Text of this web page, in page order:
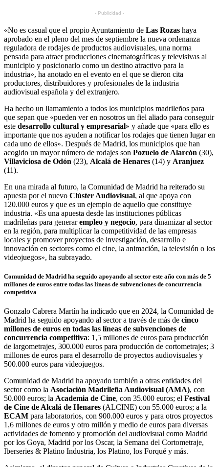
- Publicidad -
«No es casual que el propio Ayuntamiento de Las Rozas haya
aprobado en el pleno del mes de septiembre la nueva ordenanza
reguladora de rodajes de productos audiovisuales, una norma
pensada para atraer producciones cinematográficas y televisivas al
municipio y posicionarlo como un destino atractivo para la
industria», ha anotado en el evento en el que se dieron cita
productores, distribuidores y profesionales de la industria
audiovisual española y del extranjero.
Ha hecho un llamamiento a todos los municipios madrileños para
que sepan que «pueden ver en nosotros un fiel aliado para conseguir
este desarrollo cultural y empresarial» y añade que «para ello es
importante que nos ayuden a notificar los rodajes que tienen lugar en
cada uno de ellos». Después de Madrid, los municipios que han
acogido un mayor número de rodajes son Pozuelo de Alarcón (30),
Villaviciosa de Odón (23), Alcalá de Henares (14) y Aranjuez
(11).
En una mirada al futuro, la Comunidad de Madrid ha reiterado su
apuesta por el nuevo Clúster Audiovisual, al que apoya con
120.000 euros y que es un ejemplo de aquello que constituye
industria. «Es una apuesta desde las instituciones públicas
madrileñas para generarempleo y negocio, para dinamizar al sector
en la región, para multiplicar la competitividad de las empresas
locales y promover proyectos de investigación, desarrollo e
innovación en sectores como el cine, la animación, la televisión o los
videojuegos», ha subrayado.
Comunidad de Madrid ha seguido apoyando al sector este año con más de 5
millones de euros entre todas las líneas de subvenciones de concurrencia
competitiva
Gonzalo Cabrera Martín ha indicado que en 2024, la Comunidad de
Madrid ha seguido apoyando al sector a través de más de cinco
millones de euros en todas las líneas de subvenciones de
concurrencia competitiva: 1,5 millones de euros para producción
de largometrajes, 300.000 euros para producción de cortometrajes; 3
millones de euros para el desarrollo de proyectos audiovisuales y
500.000 euros para videojuegos.
Comunidad de Madrid ha apoyado también a otras entidades del
sector como la Asociación Madrileña Audiovisual (AMA), con
50.000 euros; la Academia de Cine, con 35.000 euros; el Festival
de Cine de Alcalá de Henares (ALCINE) con 55.000 euros; a la
ECAM para laboratorios, con 900.000 euros y para otros proyectos
1,6 millones de euros y otro millón y medio de euros para diversas
actividades de fomento y promoción del audiovisual como Madrid
por los Goya, Madrid por los Oscar, la Semana del Cortometraje,
Iberseries & Platino Industria, los Platino, los Forqué y más.